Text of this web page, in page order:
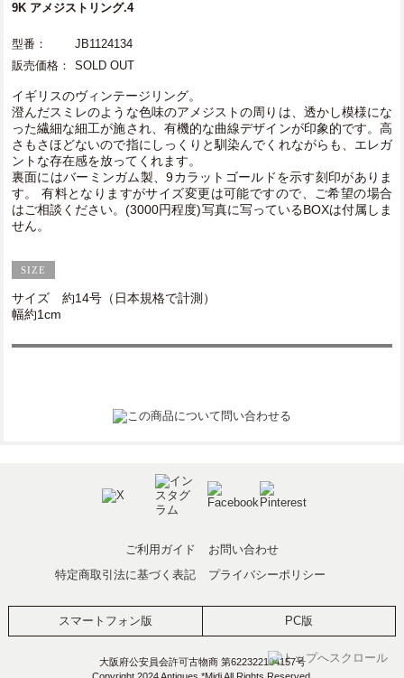
9K アメジストリング.4
型番：
JB1124134
販売価格：
SOLD OUT
イギリスのヴィンテージリング。
澄んだスミレのような色味のアメジストの周りは、透かし模様にな
った繊細な細工が施され、有機的な曲線デザインが印象的です。高
さもさほどないので指にしっくりと馴染んでくれながらも、エレガ
ントな存在感を放ってくれます。
裏面にはバーミンガム製、9カラットゴールドを示す刻印がありま
す。 有料となりますがサイズ変更は可能ですので、ご希望の場合
はご相談ください。(3000円程度)写真に写っているBOXは付属しま
せん。
サイズ 約14号（日本規格で計測）
幅約1cm
ご利用ガイド
お問い合わせ
特定商取引法に基づく表記
プライバシーポリシー
スマートフォン版 PC版
大阪府公安員会許可古物商 第622322104157号